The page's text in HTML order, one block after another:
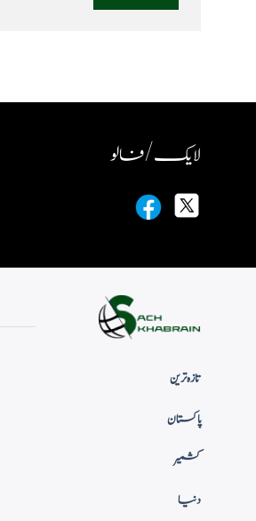
لایک / فالو
تازہ ترین
پاکستان
کشمیر
دنیا